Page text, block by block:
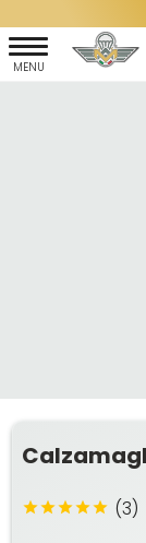
(3)